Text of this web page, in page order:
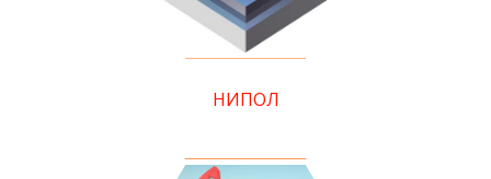
НИПОЛ